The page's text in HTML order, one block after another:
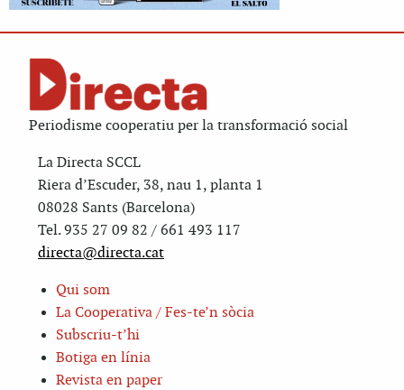
Periodisme cooperatiu per la transformació social
La Directa SCCL
Riera d’Escuder, 38, nau 1, planta 1
08028 Sants (Barcelona)
Tel. 935 27 09 82 / 661 493 117
directa@directa.cat
Qui som
La Cooperativa / Fes-te’n sòcia
Subscriu-t’hi
Botiga en línia
Revista en paper